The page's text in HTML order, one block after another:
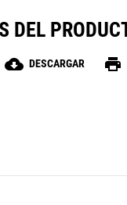
DEL
cloud_download DESCARGAR print